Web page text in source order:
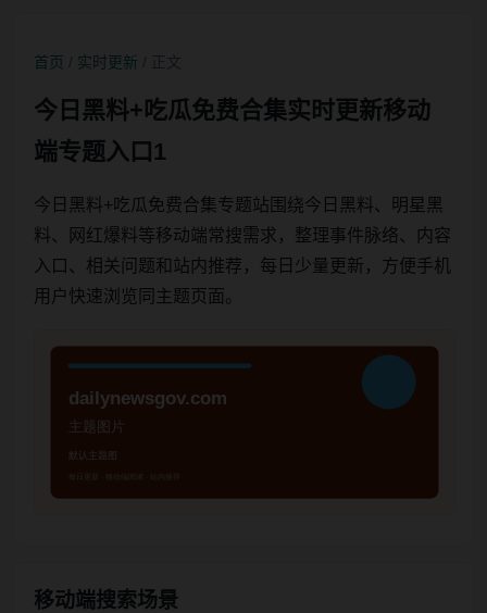
首页 实时更新
今日黑料+吃瓜免费合集实时更新移动
端专题入口1
今日黑料+吃瓜免费合集专题站围绕今日黑料、明星黑
料、网红爆料等移动端常搜需求，整理事件脉络、内容
入口、相关问题和站内推荐，每日少量更新，方便手机
用户快速浏览同主题页面。
移动端搜索场景